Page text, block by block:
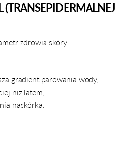
(TRANSEPIDERMALNEJ
zdrowia skóry.
gradient parowania wody,
niż latem,
naskórka.